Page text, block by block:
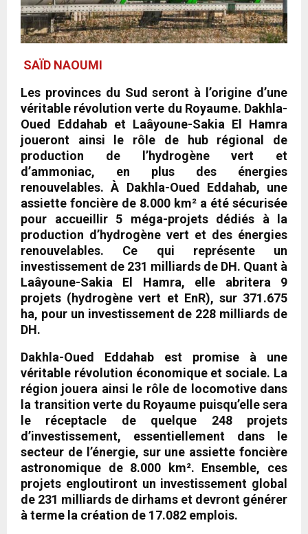
SAÏD NAOUMI
Les provinces du Sud seront à l’origine d’une
véritable révolution verte du Royaume. Dakhla-
Oued Eddahab et Laâyoune-Sakia El Hamra
joueront ainsi le rôle de hub régional de
production de l’hydrogène vert et
d’ammoniac, en plus des énergies
renouvelables. À Dakhla-Oued Eddahab, une
assiette foncière de 8.000 km² a été sécurisée
pour accueillir 5 méga-projets dédiés à la
production d’hydrogène vert et des énergies
renouvelables. Ce qui représente un
investissement de 231 milliards de DH. Quant à
Laâyoune-Sakia El Hamra, elle abritera 9
projets (hydrogène vert et EnR), sur 371.675
ha, pour un investissement de 228 milliards de
DH.
Dakhla-Oued Eddahab est promise à une
véritable révolution économique et sociale. La
région jouera ainsi le rôle de locomotive dans
la transition verte du Royaume puisqu’elle sera
le réceptacle de quelque 248 projets
d’investissement, essentiellement dans le
secteur de l’énergie, sur une assiette foncière
astronomique de 8.000 km². Ensemble, ces
projets engloutiront un investissement global
de 231 milliards de dirhams et devront générer
à terme la création de 17.082 emplois.